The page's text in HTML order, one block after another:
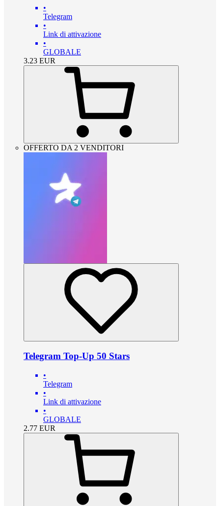
•
Telegram
•
Link di attivazione
•
GLOBALE
3.23 EUR
OFFERTO DA 2 VENDITORI
Telegram Top-Up 50 Stars
•
Telegram
•
Link di attivazione
•
GLOBALE
2.77 EUR